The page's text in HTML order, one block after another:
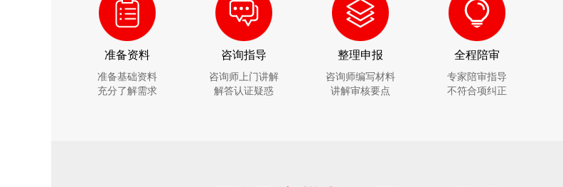
准备资料
准备基础资料
充分了解需求
咨询指导
咨询师上门讲解
解答认证疑惑
整理申报
咨询师编写材料
讲解审核要点
全程陪审
专家陪审指导
不符合项纠正